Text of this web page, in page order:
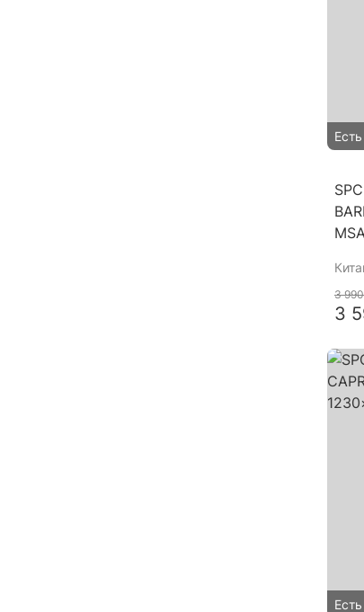
3
3